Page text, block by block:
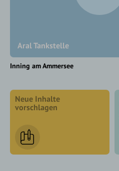
Aral Tankstelle
Inning am Ammersee
Neue Inhalte
vorschlagen